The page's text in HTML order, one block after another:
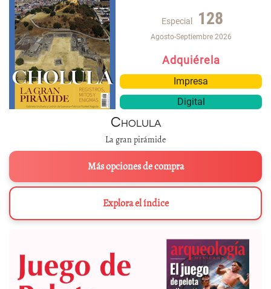
Especial 128
Agosto-Septiembre 2026
Adquiérela
Impresa
Digital
Cholula
La gran pirámide
Más opciones de compra
Explora el índice